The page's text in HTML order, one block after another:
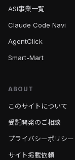
ASI事業一覧
Claude Code Navi
AgentClick
Smart-Mart
ABOUT
このサイトについて
受託開発のご相談
プライバシーポリシー
サイト掲載依頼